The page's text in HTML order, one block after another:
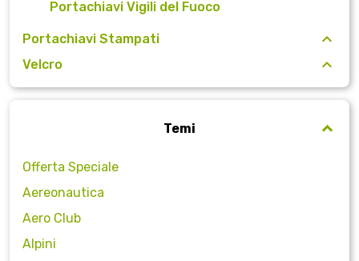
Portachiavi Vigili del Fuoco
Portachiavi Stampati
Velcro
Temi
Offerta Speciale
Aereonautica
Aero Club
Alpini